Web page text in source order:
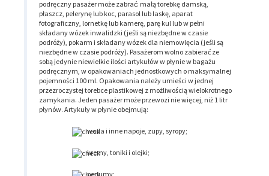
podręczny pasażer może zabrać: małą torebkę damską,
płaszcz, pelerynę lub koc, parasol lub laskę, aparat
fotograficzny, lornetkę lub kamerę, parę kul lub w pełni
składany wózek inwalidzki (jeśli są niezbędne w czasie
podróży), pokarm i składany wózek dla niemowlęcia (jeśli są
niezbędne w czasie podróży). Pasażerom wolno zabierać ze
sobą jedynie niewielkie ilości artykułów w płynie w bagażu
podręcznym, w opakowaniach jednostkowych o maksymalnej
pojemności 100 ml. Opakowania należy umieści w jednej
przezroczystej torebce plastikowej z możliwością wielokrotnego
zamykania. Jeden pasażer może przewozi nie więcej, niż 1 litr
płynów. Artykuły w płynie obejmują:
woda i inne napoje, zupy, syropy;
kremy, toniki i olejki;
perfumy;